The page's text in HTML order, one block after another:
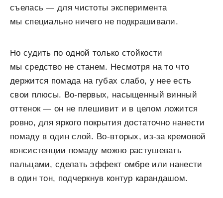
съелась — для чистоты эксперимента
мы специально ничего не подкрашивали.
Но судить по одной только стойкости
мы средство не станем. Несмотря на то что
держится помада на губах слабо, у нее есть
свои плюсы. Во-первых, насыщенный винный
оттенок — он не плешивит и в целом ложится
ровно, для яркого покрытия достаточно нанести
помаду в один слой. Во-вторых, из-за кремовой
консистенции помаду можно растушевать
пальцами, сделать эффект омбре или нанести
в один тон, подчеркнув контур карандашом.